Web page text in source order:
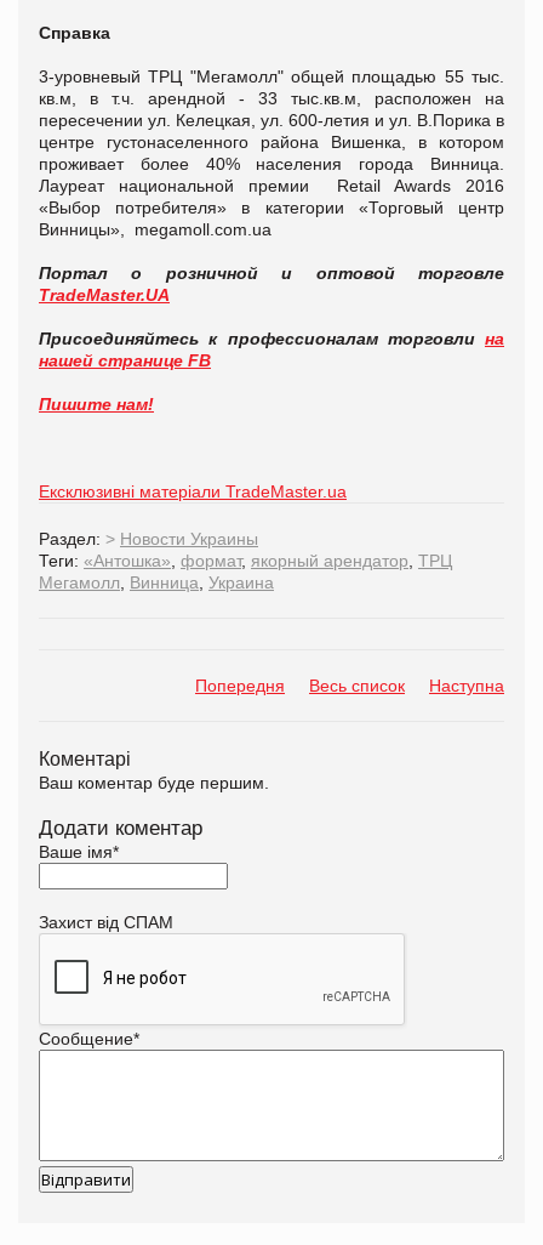
Справка
3-уровневый ТРЦ "Мегамолл" общей площадью 55 тыс.
кв.м, в т.ч. арендной - 33 тыс.кв.м, расположен на
пересечении ул. Келецкая, ул. 600-летия и ул. В.Порика в
центре густонаселенного района Вишенка, в котором
проживает более 40% населения города Винница.
Лауреат национальной премии Retail Awards 2016
«Выбор потребителя» в категории «Торговый центр
Винницы», megamoll.com.ua
Портал о розничной и оптовой торговле
TradeMaster.UA
Присоединяйтесь к профессионалам торговли на
нашей странице FB
Пишите нам!
Ексклюзивні матеріали TradeMaster.ua
Раздел: > Новости Украины
Теги: «Антошка» формат, якорный арендатор ТРЦ
Мегамолл
Винница Украина
Попередня Весь список Наступна
Коментарі
Ваш коментар буде першим.
Додати коментар
Ваше імя*
Захист від СПАМ
Сообщение*